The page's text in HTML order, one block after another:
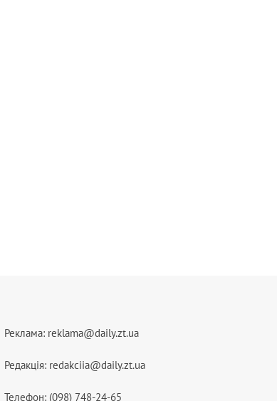
Реклама: reklama@daily.zt.ua
Редакція: redakciia@daily.zt.ua
Телефон: (098) 748-24-65